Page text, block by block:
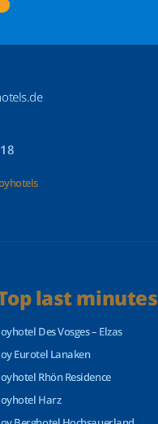
last minutes
Des Vosges – Elzas
Eurotel Lanaken
Rhön Residence
Harz